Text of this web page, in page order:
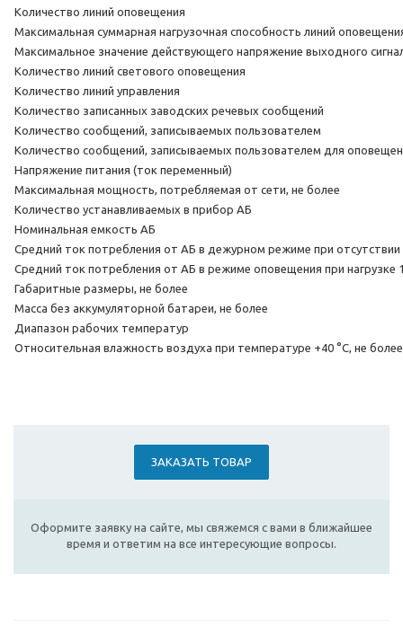
Количество линий оповещения
Максимальная суммарная нагрузочная способность линий
Максимальное значение действующего напряжение выходного
Количество линий светового оповещения
Количество линий управления
Количество записанных заводских речевых сообщений
Количество сообщений, записываемых пользователем
Количество сообщений, записываемых пользователем для
Напряжение питания (ток переменный)
Максимальная мощность, потребляемая от сети, не более
Количество устанавливаемых в прибор АБ
Номинальная емкость АБ
Средний ток потребления от АБ в дежурном режиме при отсутствии
Средний ток потребления от АБ в режиме оповещения при нагрузке
Габаритные размеры, не более
Масса без аккумуляторной батареи, не более
Диапазон рабочих температур
Относительная влажность воздуха при температуре +40 °С, не более
ЗАКАЗАТЬ ТОВАР
Оформите заявку на сайте, мы свяжемся с вами в ближайшее
время и ответим на все интересующие вопросы.